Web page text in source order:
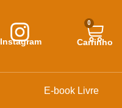
Instagram
0
Carrinho
E-book Livre